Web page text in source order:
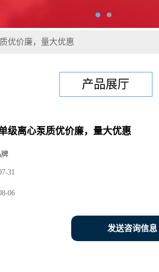
优价廉，量大优惠
产品展厅
级离心泵质优价廉，量大优惠
31
06
发送咨询信息